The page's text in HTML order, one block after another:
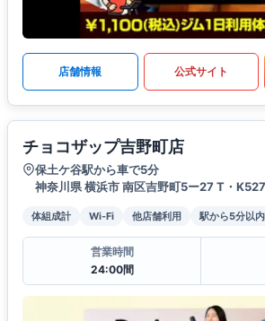
店舗情報 公式サイト
チョコザップ吉野町店
保土ケ谷駅から車で5分
神奈川県 横浜市 南区吉野町5ー27 T・
体組成計 Wi-Fi 他店舗利用 駅から5分以内
営業時間
24:00間